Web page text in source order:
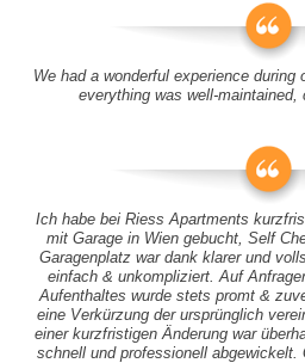
We had a wonderful experience
everything was well-maintained,
Ich habe bei Riess Apartments
mit Garage in Wien gebucht, Self
Garagenplatz war dank klarer und
einfach & unkompliziert. Auf
Aufenthaltes wurde stets promt &
eine Verkürzung der ursprünglich
einer kurzfristigen Änderung war
schnell und professionell